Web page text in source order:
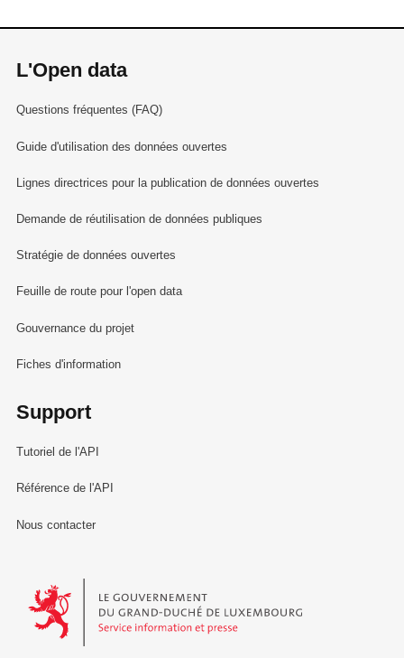
L'Open data
Questions fréquentes (FAQ)
Guide d'utilisation des données ouvertes
Lignes directrices pour la publication de données ouvertes
Demande de réutilisation de données publiques
Stratégie de données ouvertes
Feuille de route pour l'open data
Gouvernance du projet
Fiches d'information
Support
Tutoriel de l'API
Référence de l'API
Nous contacter
Le Gouvernement du Grand-Duché de Luxembourg - Service